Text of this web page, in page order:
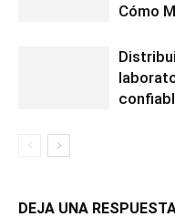
Cómo
DEJA UNA